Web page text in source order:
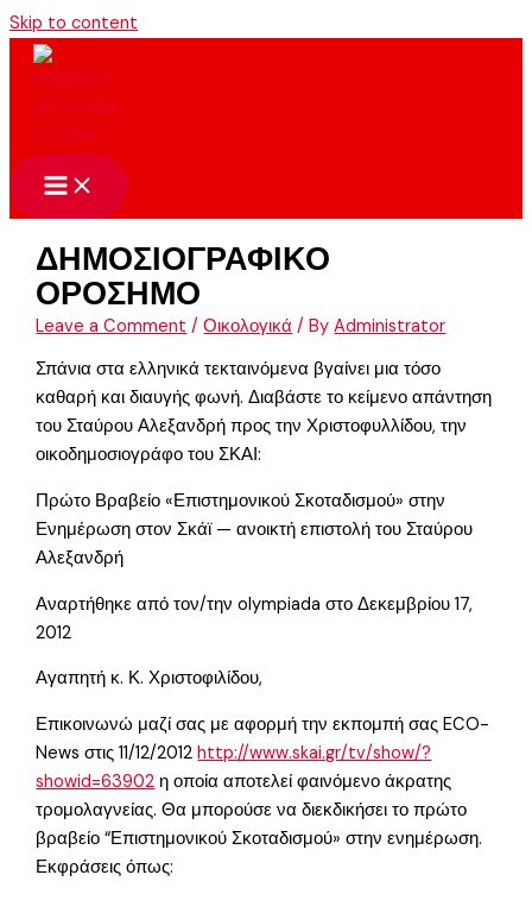
Skip to content
ΔΗΜΟΣΙΟΓΡΑΦΙΚΟ
ΟΡΟΣΗΜΟ
Leave a Comment /Οικολογικά / ByAdministrator
Σπάνια στα ελληνικά τεκταινόμενα βγαίνει μια τόσο
καθαρή και διαυγής φωνή. Διαβάστε το κείμενο απάντηση
του Σταύρου Αλεξανδρή προς την Χριστοφυλλίδου, την
οικοδημοσιογράφο του ΣΚΑΙ:
Πρώτο Βραβείο «Επιστημονικού Σκοταδισμού» στην
Ενημέρωση στον Σκάϊ — ανοικτή επιστολή του Σταύρου
Αλεξανδρή
Αναρτήθηκε από τον/την olympiada στο Δεκεμβρίου 17,
2012
Αγαπητή κ. Κ. Χριστοφιλίδου,
Επικοινωνώ μαζί σας με αφορμή την εκπομπή σας ECO-
News στις 11/12/2012http://www.skai.gr/tv/show/?
showid=63902 η οποία αποτελεί φαινόμενο άκρατης
τρομολαγνείας. Θα μπορούσε να διεκδικήσει το πρώτο
βραβείο “Επιστημονικού Σκοταδισμού» στην ενημέρωση.
Εκφράσεις όπως: